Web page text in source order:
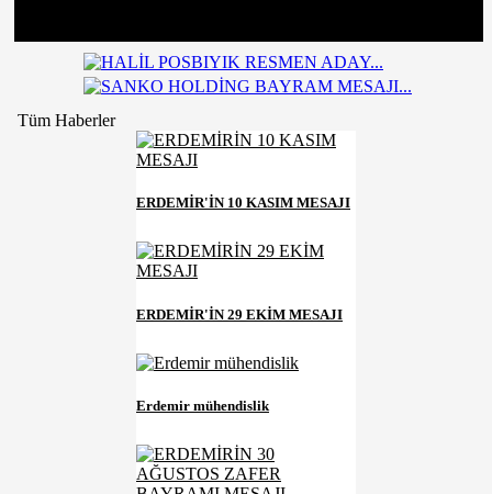
Tüm Haberler
ERDEMİR'İN 10 KASIM MESAJI
ERDEMİR'İN 29 EKİM MESAJI
Erdemir mühendislik